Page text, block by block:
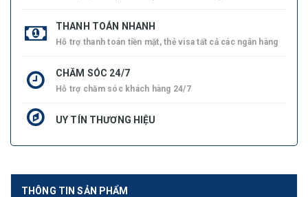
THANH TOÁN NHANH
Hỗ trợ thanh toán tiền mặt, thẻ visa tất cả các ngân hàng
CHĂM SÓC 24/7
Hỗ trợ chăm sóc khách hàng 24/7
UY TÍN THƯƠNG HIỆU
THÔNG TIN SẢN PHẨM